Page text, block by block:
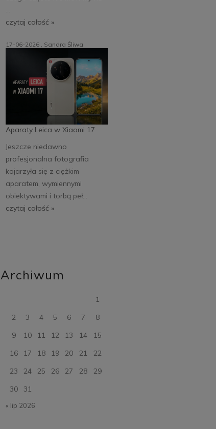
...
czytaj całość »
Aparaty Leica w Xiaomi 17
17-06-2026 , Sandra Śliwa
Jeszcze niedawno
profesjonalna fotografia
kojarzyła się z ciężkim
aparatem, wymiennymi
obiektywami i torbą peł...
czytaj całość »
Archiwum
1
2
3 4 5 6 7
8
9
10 11 12 13 14
15
16
17 18 19 20 21
22
23
24 25 26 27 28
29
30
31
« lip 2026